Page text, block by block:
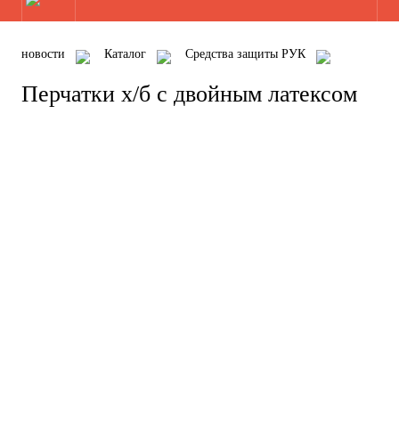
новости Каталог
Средства защиты РУК
Перчатки х/б с двойным латексом
Перчатки х/б с двойным латексом